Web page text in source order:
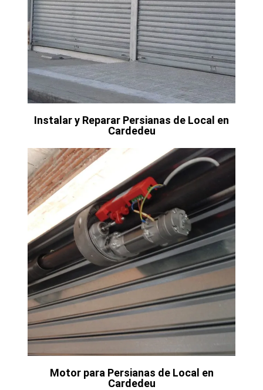
Instalar y Reparar Persianas de Local en
Cardedeu
Motor para Persianas de Local en
Cardedeu